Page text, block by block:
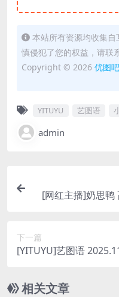
本站所有资源均收集
慎侵犯了您的权益，请联
Copyright © 2026 优图吧
YITUYU 艺图语
admin
[网红主播]奶思鸭
下一篇
[YITUYU]艺图语
相关文章